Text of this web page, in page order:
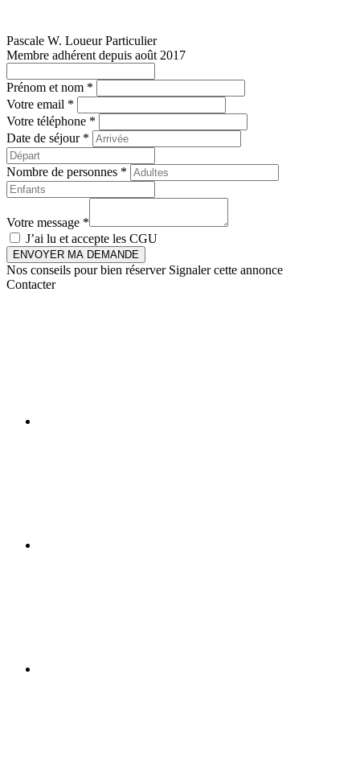
Pascale W. Loueur Particulier
Membre adhérent depuis août 2017
Prénom et nom *
Votre email *
Votre téléphone *
Date de séjour *
Nombre de personnes *
Votre message *
J’ai lu et accepte les CGU
ENVOYER MA DEMANDE
Nos conseils pour bien réserver Signaler cette annonce
Contacter